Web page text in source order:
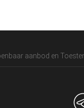
aanbod en